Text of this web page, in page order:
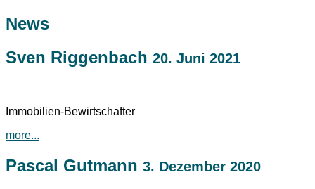
News
Sven Riggenbach 20. Juni 2021
Immobilien-Bewirtschafter
more...
Pascal Gutmann 3. Dezember 2020